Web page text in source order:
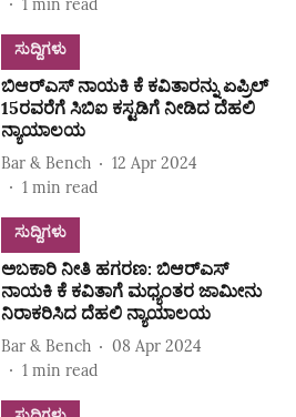
1 min read
ಸುದ್ದಿಗಳು
ಬಿಆರ್‌ಎಸ್‌ ನಾಯಕಿ ಕೆ ಕವಿತಾರನ್ನು ಏಪ್ರಿಲ್‌
15ರವರೆಗೆ ಸಿಬಿಐ ಕಸ್ಟಡಿಗೆ ನೀಡಿದ ದೆಹಲಿ
ನ್ಯಾಯಾಲಯ
Bar & Bench
12 Apr 2024
1 min read
ಸುದ್ದಿಗಳು
ಅಬಕಾರಿ ನೀತಿ ಹಗರಣ: ಬಿಆರ್‌ಎಸ್‌
ನಾಯಕಿ ಕೆ ಕವಿತಾಗೆ ಮಧ್ಯಂತರ ಜಾಮೀನು
ನಿರಾಕರಿಸಿದ ದೆಹಲಿ ನ್ಯಾಯಾಲಯ
Bar & Bench
08 Apr 2024
1 min read